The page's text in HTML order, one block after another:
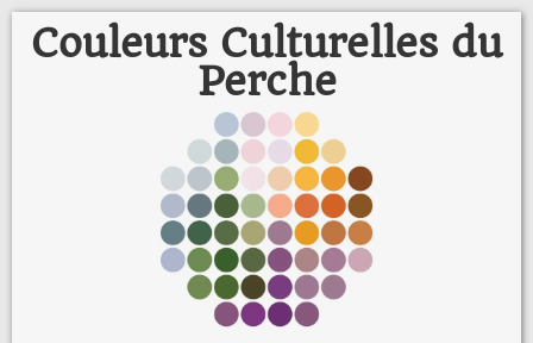
Couleurs Culturelles du
Perche